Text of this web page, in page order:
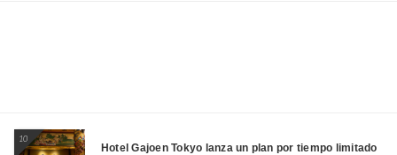
10
Hotel Gajoen Tokyo lanza un plan por tiempo limitado